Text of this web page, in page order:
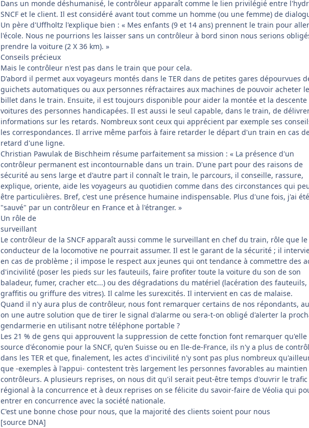
Dans un monde déshumanisé, le contrôleur apparaît comme le lien privilégié entre
SNCF et le client. Il est considéré avant tout comme un homme (ou une femme) de
Un père d'Uffholtz l'explique bien : « Mes enfants (9 et 14 ans) prennent le train pour
l'école. Nous ne pourrions les laisser sans un contrôleur à bord sinon nous serions
prendre la voiture (2 X 36 km). »
Conseils précieux
Mais le contrôleur n'est pas dans le train que pour cela.
D'abord il permet aux voyageurs montés dans le TER dans de petites gares dépourvues
guichets automatiques ou aux personnes réfractaires aux machines de pouvoir acheter
billet dans le train. Ensuite, il est toujours disponible pour aider la montée et la descente
voitures des personnes handicapées. Il est aussi le seul capable, dans le train, de
informations sur les retards. Nombreux sont ceux qui apprécient par exemple ses
les correspondances. Il arrive même parfois à faire retarder le départ d'un train en cas
retard d'une ligne.
Christian Pawulak de Bischheim résume parfaitement sa mission : « La présence d'un
contrôleur permanent est incontournable dans un train. D'une part pour des raisons de
sécurité au sens large et d'autre part il connaît le train, le parcours, il conseille, rassure,
explique, oriente, aide les voyageurs au quotidien comme dans des circonstances qui
être particulières. Bref, c'est une présence humaine indispensable. Plus d'une fois, j'ai été
"sauvé" par un contrôleur en France et à l'étranger. »
Un rôle de
surveillant
Le contrôleur de la SNCF apparaît aussi comme le surveillant en chef du train, rôle que le
conducteur de la locomotive ne pourrait assumer. Il est le garant de la sécurité ; il
en cas de problème ; il impose le respect aux jeunes qui ont tendance à commettre des
d'incivilité (poser les pieds sur les fauteuils, faire profiter toute la voiture du son de son
baladeur, fumer, cracher etc...) ou des dégradations du matériel (lacération des fauteuils,
graffitis ou griffure des vitres). Il calme les surexcités. Il intervient en cas de malaise.
Quand il n'y aura plus de contrôleur, nous font remarquer certains de nos répondants,
on une autre solution que de tirer le signal d'alarme ou sera-t-on obligé d'alerter la
gendarmerie en utilisant notre téléphone portable ?
Les 21 % de gens qui approuvent la suppression de cette fonction font remarquer qu'elle
source d'économie pour la SNCF, qu'en Suisse ou en Ile-de-France, ils n'y a plus de
dans les TER et que, finalement, les actes d'incivilité n'y sont pas plus nombreux
que -exemples à l'appui- contestent très largement les personnes favorables au maintien
contrôleurs. A plusieurs reprises, on nous dit qu'il serait peut-être temps d'ouvrir le trafic
régional à la concurrence et à deux reprises on se félicite du savoir-faire de Véolia qui
entrer en concurrence avec la société nationale.
C'est une bonne chose pour nous, que la majorité des clients soient pour nous
[source DNA]